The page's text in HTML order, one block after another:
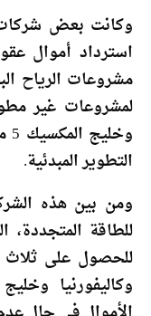
وكانت بعض
استرداد أموال
مشروعات الرياح
لمشروعات غير
التطوير المبدئية.
ومن بين هذه
للحصول على ثلاث
وكاليفورنيا